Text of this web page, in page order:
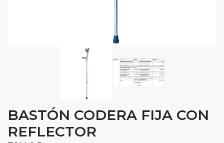
BASTÓN CODERA FIJA CON
REFLECTOR